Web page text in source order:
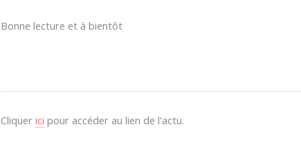
Bonne lecture et à bientôt
Cliquer ici pour accéder au lien de l'actu.